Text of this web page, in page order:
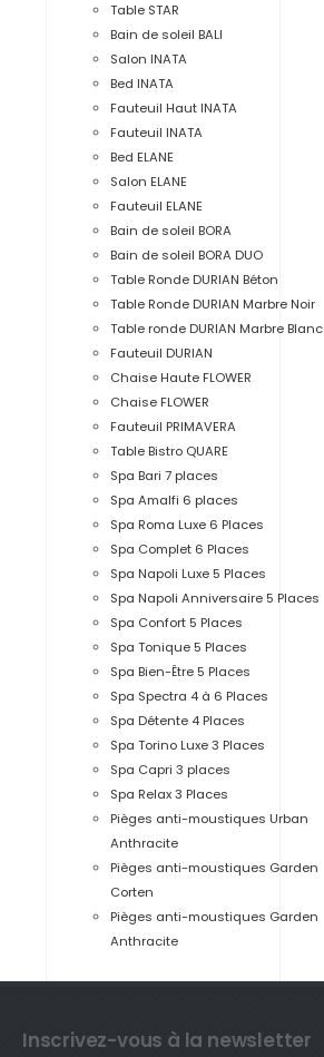
Table STAR
Bain de soleil BALI
Salon INATA
Bed INATA
Fauteuil Haut INATA
Fauteuil INATA
Bed ELANE
Salon ELANE
Fauteuil ELANE
Bain de soleil BORA
Bain de soleil BORA DUO
Table Ronde DURIAN Béton
Table Ronde DURIAN Marbre Noir
Table ronde DURIAN Marbre Blanc
Fauteuil DURIAN
Chaise Haute FLOWER
Chaise FLOWER
Fauteuil PRIMAVERA
Table Bistro QUARE
Spa Bari 7 places
Spa Amalfi 6 places
Spa Roma Luxe 6 Places
Spa Complet 6 Places
Spa Napoli Luxe 5 Places
Spa Napoli Anniversaire 5 Places
Spa Confort 5 Places
Spa Tonique 5 Places
Spa Bien-Être 5 Places
Spa Spectra 4 à 6 Places
Spa Détente 4 Places
Spa Torino Luxe 3 Places
Spa Capri 3 places
Spa Relax 3 Places
Pièges anti-moustiques Urban
Anthracite
Pièges anti-moustiques Garden
Corten
Pièges anti-moustiques Garden
Anthracite
Inscrivez-vous à la newsletter